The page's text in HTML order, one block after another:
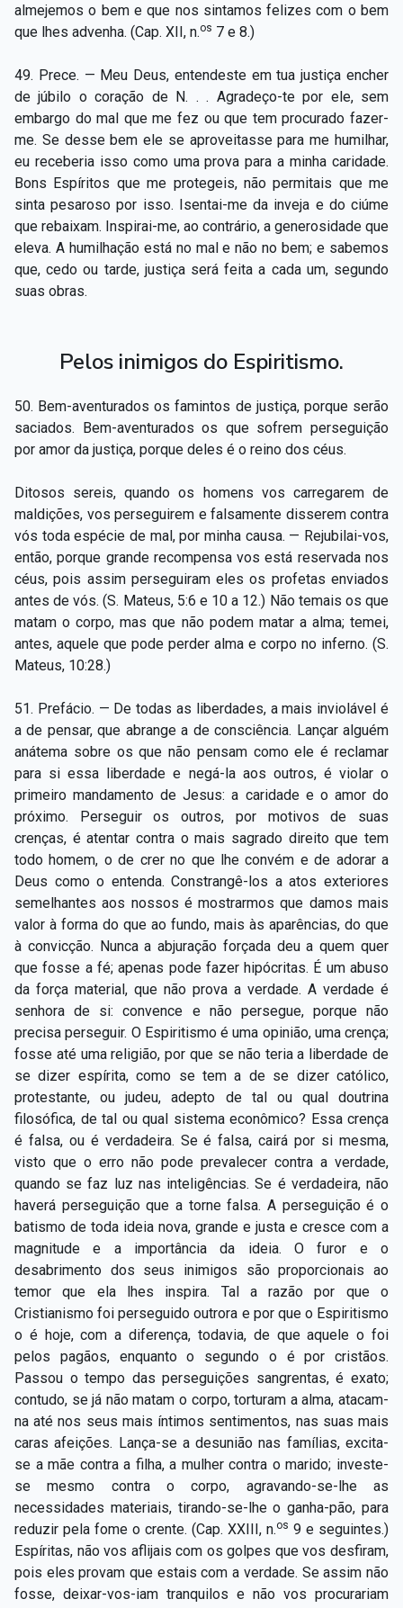
almejemos o bem e que nos sintamos felizes com o bem
que lhes advenha. (Cap. XII, n.os 7 e 8.)
49. Prece. — Meu Deus, entendeste em tua justiça encher
de júbilo o coração de N. . . Agradeço-te por ele, sem
embargo do mal que me fez ou que tem procurado fazer-
me. Se desse bem ele se aproveitasse para me humilhar,
eu receberia isso como uma prova para a minha caridade.
Bons Espíritos que me protegeis, não permitais que me
sinta pesaroso por isso. Isentai-me da inveja e do ciúme
que rebaixam. Inspirai-me, ao contrário, a generosidade que
eleva. A humilhação está no mal e não no bem; e sabemos
que, cedo ou tarde, justiça será feita a cada um, segundo
suas obras.
Pelos inimigos do Espiritismo.
50. Bem-aventurados os famintos de justiça, porque serão
saciados. Bem-aventurados os que sofrem perseguição
por amor da justiça, porque deles é o reino dos céus.
Ditosos sereis, quando os homens vos carregarem de
maldições, vos perseguirem e falsamente disserem contra
vós toda espécie de mal, por minha causa. — Rejubilai-vos,
então, porque grande recompensa vos está reservada nos
céus, pois assim perseguiram eles os profetas enviados
antes de vós. (S. Mateus, 5:6 e 10 a 12.) Não temais os que
matam o corpo, mas que não podem matar a alma; temei,
antes, aquele que pode perder alma e corpo no inferno. (S.
Mateus, 10:28.)
51. Prefácio. — De todas as liberdades, a mais inviolável é
a de pensar, que abrange a de consciência. Lançar alguém
anátema sobre os que não pensam como ele é reclamar
para si essa liberdade e negá-la aos outros, é violar o
primeiro mandamento de Jesus: a caridade e o amor do
próximo. Perseguir os outros, por motivos de suas
crenças, é atentar contra o mais sagrado direito que tem
todo homem, o de crer no que lhe convém e de adorar a
Deus como o entenda. Constrangê-los a atos exteriores
semelhantes aos nossos é mostrarmos que damos mais
valor à forma do que ao fundo, mais às aparências, do que
à convicção. Nunca a abjuração forçada deu a quem quer
que fosse a fé; apenas pode fazer hipócritas. É um abuso
da força material, que não prova a verdade. A verdade é
senhora de si: convence e não persegue, porque não
precisa perseguir. O Espiritismo é uma opinião, uma crença;
fosse até uma religião, por que se não teria a liberdade de
se dizer espírita, como se tem a de se dizer católico,
protestante, ou judeu, adepto de tal ou qual doutrina
filosófica, de tal ou qual sistema econômico? Essa crença
é falsa, ou é verdadeira. Se é falsa, cairá por si mesma,
visto que o erro não pode prevalecer contra a verdade,
quando se faz luz nas inteligências. Se é verdadeira, não
haverá perseguição que a torne falsa. A perseguição é o
batismo de toda ideia nova, grande e justa e cresce com a
magnitude e a importância da ideia. O furor e o
desabrimento dos seus inimigos são proporcionais ao
temor que ela lhes inspira. Tal a razão por que o
Cristianismo foi perseguido outrora e por que o Espiritismo
o é hoje, com a diferença, todavia, de que aquele o foi
pelos pagãos, enquanto o segundo o é por cristãos.
Passou o tempo das perseguições sangrentas, é exato;
contudo, se já não matam o corpo, torturam a alma, atacam-
na até nos seus mais íntimos sentimentos, nas suas mais
caras afeições. Lança-se a desunião nas famílias, excita-
se a mãe contra a filha, a mulher contra o marido; investe-
se mesmo contra o corpo, agravando-se-lhe as
necessidades materiais, tirando-se-lhe o ganha-pão, para
reduzir pela fome o crente. (Cap. XXIII, n.os 9 e seguintes.)
Espíritas, não vos aflijais com os golpes que vos desfiram,
pois eles provam que estais com a verdade. Se assim não
fosse, deixar-vos-iam tranquilos e não vos procurariam